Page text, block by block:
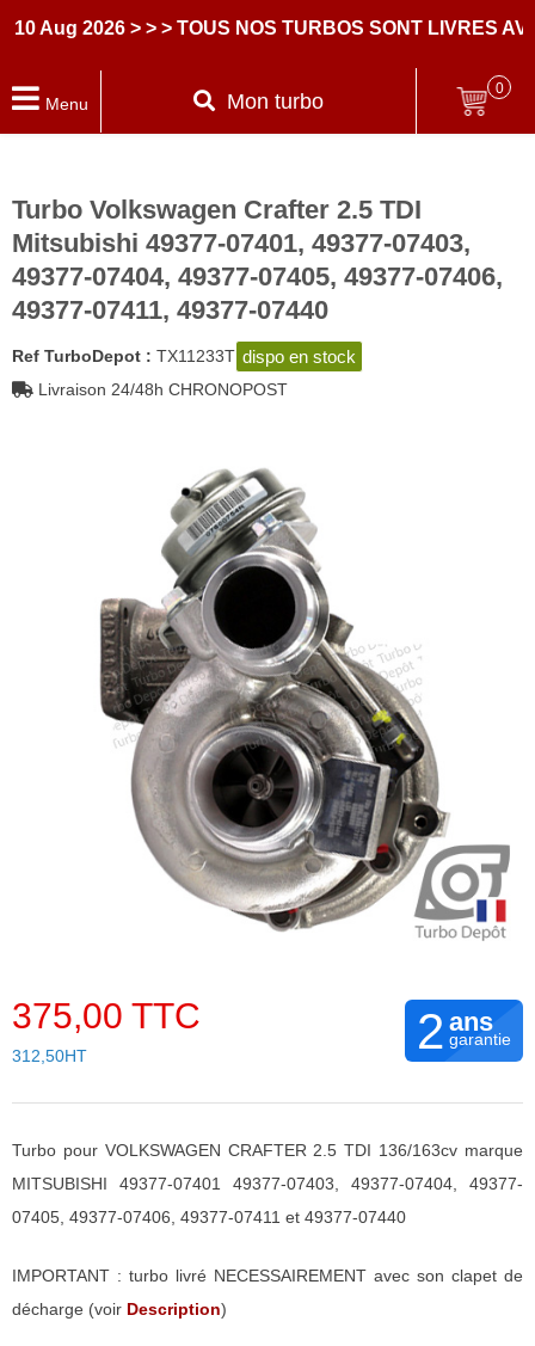
2026 > > > TOUS NOS TURBOS SONT LIVRES AVEC
Menu Mon turbo
0
Turbo Volkswagen Crafter 2.5 TDI
Mitsubishi 49377-07401, 49377-07403,
49377-07404, 49377-07405, 49377-07406,
49377-07411, 49377-07440
Ref TurboDepot : TX11233T dispo en stock
Livraison 24/48h CHRONOPOST
375,00 TTC
312,50HT 2 ans
garantie
Turbo pour VOLKSWAGEN CRAFTER 2.5 TDI 136/163cv marque
MITSUBISHI 49377-07401 49377-07403, 49377-07404, 49377-
07405, 49377-07406, 49377-07411 et 49377-07440
IMPORTANT : turbo livré NECESSAIREMENT avec son clapet de
décharge (voir Description)